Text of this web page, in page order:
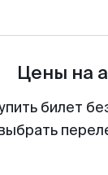
Цены на
билет